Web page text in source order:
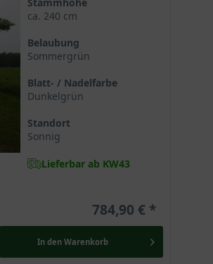
ca. 240 cm
Belaubung
Sommergrün
Blatt- / Nadelfarbe
Dunkelgrün
Standort
Sonnig
Lieferbar ab KW43
784,90 €
In den Warenkorb